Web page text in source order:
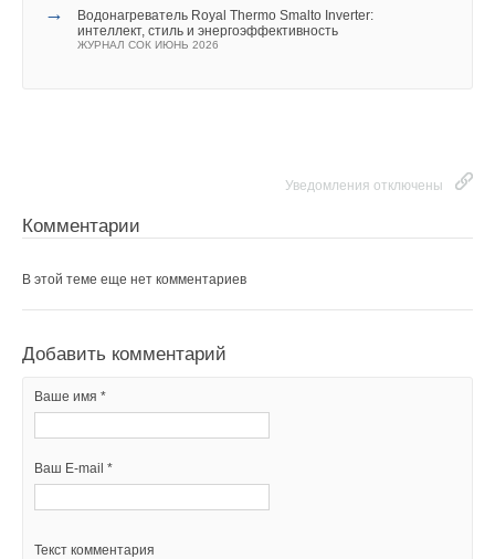
→
Водонагреватель Royal Thermo Smalto Inverter:
интеллект, стиль и энергоэффективность
ЖУРНАЛ СОК ИЮНЬ 2026
Уведомления отключены
Комментарии
В этой теме еще нет комментариев
Добавить комментарий
Ваше имя *
Ваш E-mail *
Текст комментария